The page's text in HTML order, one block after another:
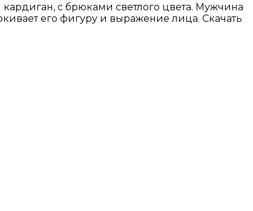
с брюками светлого цвета. Мужчина
его фигуру и выражение лица. Скачать